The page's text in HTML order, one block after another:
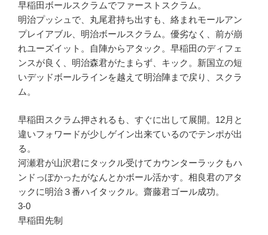
早稲田ボールスクラムでファーストスクラム。
明治プッシュで、丸尾君持ち出すも、絡まれモールアン
プレイアブル、明治ボールスクラム。優劣なく、前が崩
れユーズイット。自陣からアタック。早稲田のディフェ
ンスが良く、明治森君がたまらず、キック。新国立の短
いデッドボールラインを越えて明治陣まで戻り、スクラ
ム。
早稲田スクラム押されるも、すぐに出して展開。12月と
違いフォワードが少しゲイン出来ているのでテンポが出
る。
河瀬君が山沢君にタックル受けてカウンターラックもハ
ンドっぽかったがなんとかボール活かす。相良君のアタ
ックに明治３番ハイタックル。齋藤君ゴール成功。
3-0
早稲田先制